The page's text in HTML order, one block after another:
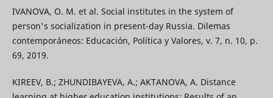
IVANOVA, O. M. et al. Social institutes in the system of
person's socialization in present-day Russia. Dilemas
contemporáneos: Educación, Política y Valores, v. 7, n. 10, p.
69, 2019.
KIREEV, B.; ZHUNDIBAYEVA, A.; AKTANOVA, A. Distance